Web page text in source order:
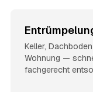
Keller,
Wohnung —
fachgerecht